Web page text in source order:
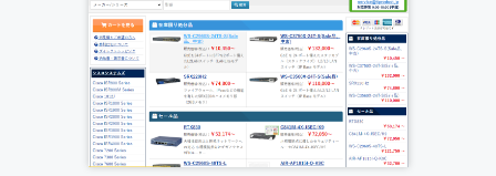
誠に勝手ながら下記の期間を年末年始休業とさ
せていただきます。ご繁忙の折柄、何かとご迷惑
をお掛けすることと存じますが、何卒ご了承く
ださいますようお願い申し上げます。 年末年始
休業期間:2024年12月28日(日)～2025年1月5日
(日) 新年は1月6日(月)より受付業務開始、出荷は
2025年1月7日(火)から開始いたします。